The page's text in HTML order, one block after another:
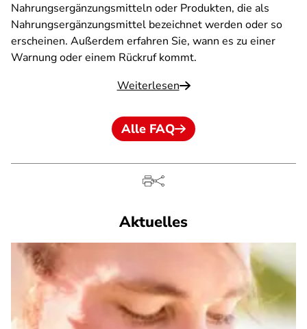
Nahrungsergänzungsmitteln oder Produkten, die als
Nahrungsergänzungsmittel bezeichnet werden oder so
erscheinen. Außerdem erfahren Sie, wann es zu einer
Warnung oder einem Rückruf kommt.
Weiterlesen
Alle FAQ
Aktuelles